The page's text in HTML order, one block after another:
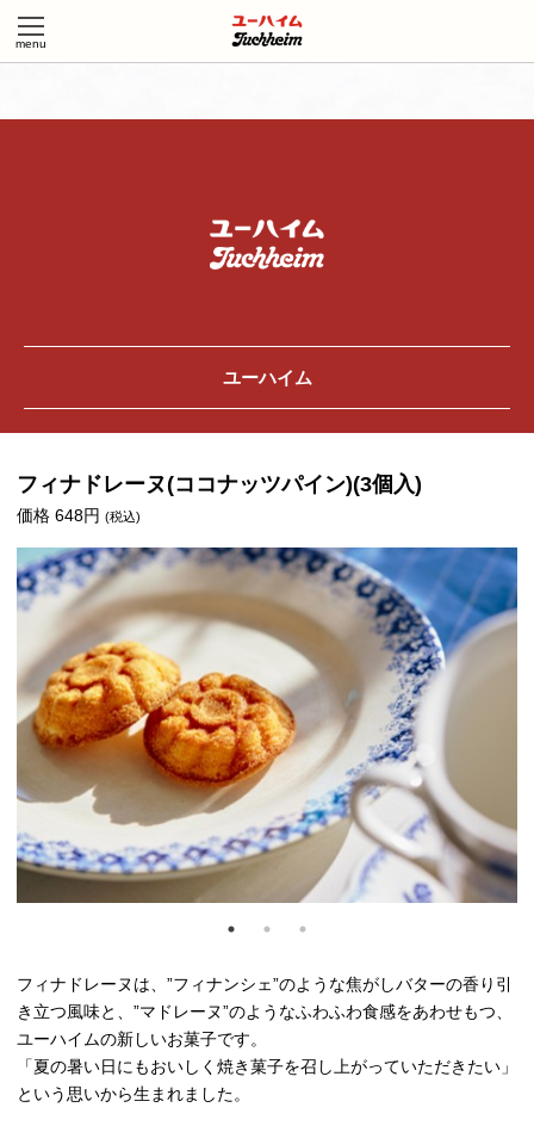
ユーハイム
フィナドレーヌ(ココナッツパイン)(3個入)
価格 648円 (税込)
フィナドレーヌは、”フィナンシェ”のような焦がしバターの香り引
き立つ風味と、”マドレーヌ”のようなふわふわ食感をあわせもつ、
ユーハイムの新しいお菓子です。
「夏の暑い日にもおいしく焼き菓子を召し上がっていただきたい」
という思いから生まれました。